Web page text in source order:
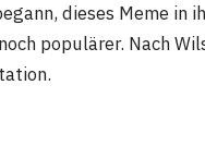
dieses Meme in
populärer. Nach